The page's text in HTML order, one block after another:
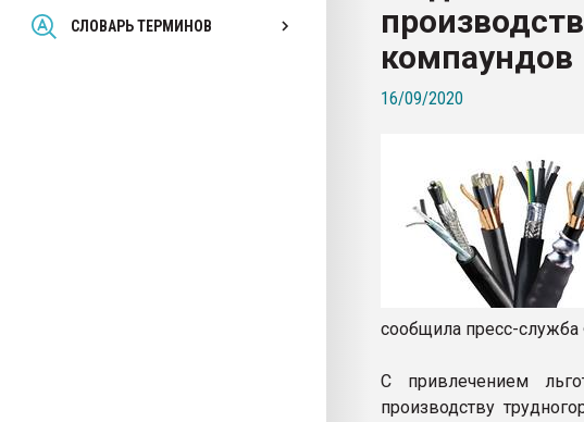
СЛОВАРЬ ТЕРМИНОВ
Всё, что касается выдува ПЭТ
бутылок
ПЕРЕЙТИ НА ФОРУМ
компаундов
16/09/2020
сообщила пресс-
С привлечением
производству